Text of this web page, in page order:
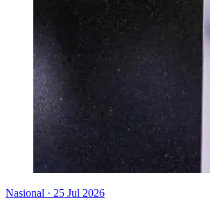
Nasional · 25 Jul 2026